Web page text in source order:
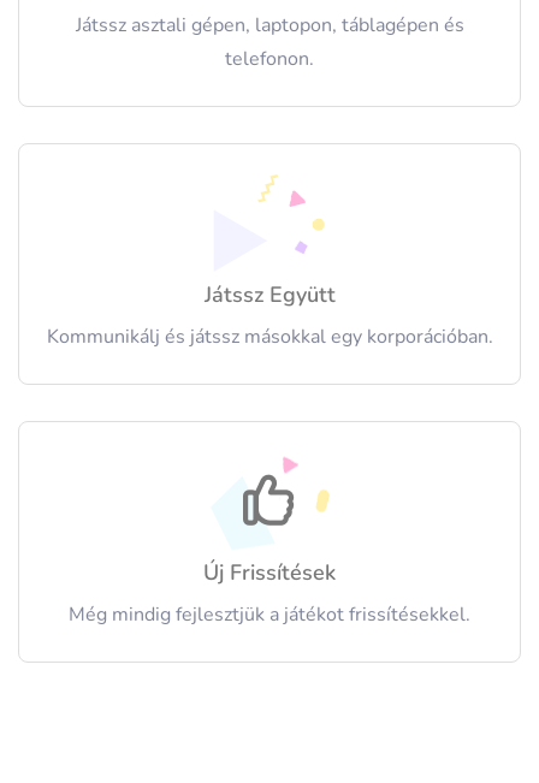
Játssz asztali gépen, laptopon, táblagépen és
telefonon.
Játssz Együtt
Kommunikálj és játssz másokkal egy korporációban.
Új Frissítések
Még mindig fejlesztjük a játékot frissítésekkel.